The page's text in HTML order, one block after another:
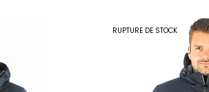
RUPTURE DE STOCK